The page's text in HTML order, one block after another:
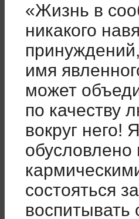
«Жизнь в
никакого
имя
может
по качеству
вокруг него!
состояться